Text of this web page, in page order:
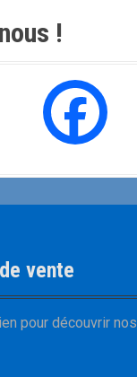
!
vente
pour découvrir nos